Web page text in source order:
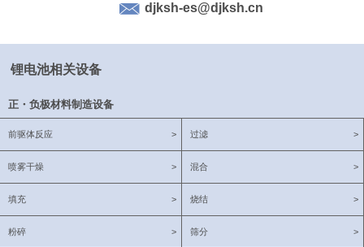
djksh-es@djksh.cn
锂电池相关设备
正・负极材料制造设备
>
前驱体反应 >
过滤
>
喷雾干燥 >
混合
>
填充 >
烧结
>
粉碎 >
筛分